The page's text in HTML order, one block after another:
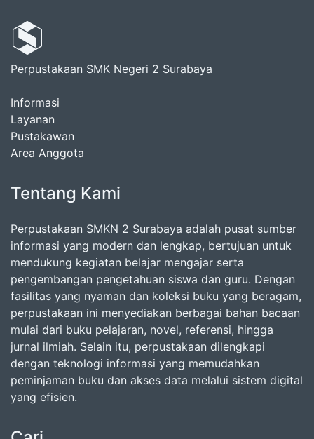
Perpustakaan SMK Negeri 2 Surabaya
Informasi
Layanan
Pustakawan
Area Anggota
Tentang Kami
Perpustakaan SMKN 2 Surabaya adalah pusat sumber
informasi yang modern dan lengkap, bertujuan untuk
mendukung kegiatan belajar mengajar serta
pengembangan pengetahuan siswa dan guru. Dengan
fasilitas yang nyaman dan koleksi buku yang beragam,
perpustakaan ini menyediakan berbagai bahan bacaan
mulai dari buku pelajaran, novel, referensi, hingga
jurnal ilmiah. Selain itu, perpustakaan dilengkapi
dengan teknologi informasi yang memudahkan
peminjaman buku dan akses data melalui sistem digital
yang efisien.